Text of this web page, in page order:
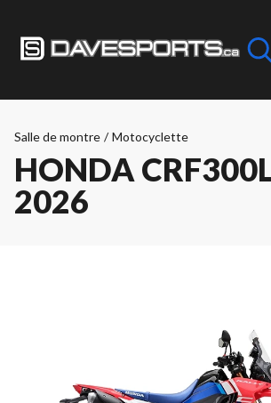
Salle de montre / Motocyclette
HONDA
2026